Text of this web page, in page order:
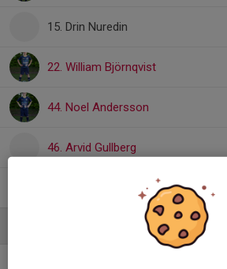
15. Drin Nuredin
22. William Björnqvist
44. Noel Andersson
46. Arvid Gullberg
66. Jihad Alahmad